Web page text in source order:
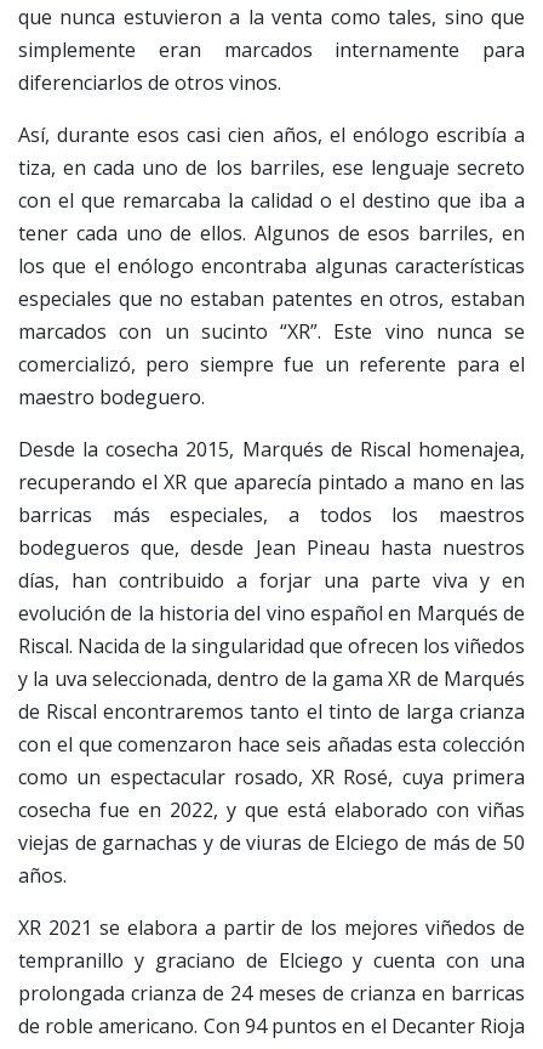
que nunca estuvieron a la venta como tales, sino que
simplemente eran marcados internamente para
diferenciarlos de otros vinos.
Así, durante esos casi cien años, el enólogo escribía a
tiza, en cada uno de los barriles, ese lenguaje secreto
con el que remarcaba la calidad o el destino que iba a
tener cada uno de ellos. Algunos de esos barriles, en
los que el enólogo encontraba algunas características
especiales que no estaban patentes en otros, estaban
marcados con un sucinto “XR”. Este vino nunca se
comercializó, pero siempre fue un referente para el
maestro bodeguero.
Desde la cosecha 2015, Marqués de Riscal homenajea,
recuperando el XR que aparecía pintado a mano en las
barricas más especiales, a todos los maestros
bodegueros que, desde Jean Pineau hasta nuestros
días, han contribuido a forjar una parte viva y en
evolución de la historia del vino español en Marqués de
Riscal. Nacida de la singularidad que ofrecen los viñedos
y la uva seleccionada, dentro de la gama XR de Marqués
de Riscal encontraremos tanto el tinto de larga crianza
con el que comenzaron hace seis añadas esta colección
como un espectacular rosado, XR Rosé, cuya primera
cosecha fue en 2022, y que está elaborado con viñas
viejas de garnachas y de viuras de Elciego de más de 50
años.
XR 2021 se elabora a partir de los mejores viñedos de
tempranillo y graciano de Elciego y cuenta con una
prolongada crianza de 24 meses de crianza en barricas
de roble americano. Con 94 puntos en el Decanter Rioja